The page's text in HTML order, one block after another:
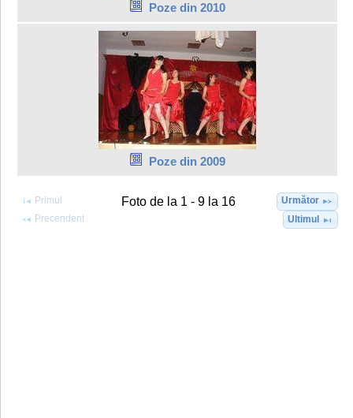
Poze din 2010
Poze din 2009
Primul
Precendent
Foto de la 1 - 9 la 16
Următor
Ultimul